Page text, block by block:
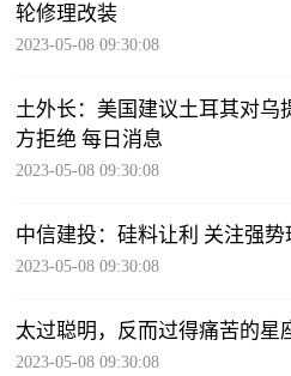
轮修理改装
2023-05-08 09:30:08
土外长：美国建议土耳其对乌
方拒绝 每日消息
2023-05-08 09:30:08
中信建投：硅料让利 关注强
2023-05-08 09:30:08
太过聪明，反而过得痛苦的星
2023-05-08 09:30:08